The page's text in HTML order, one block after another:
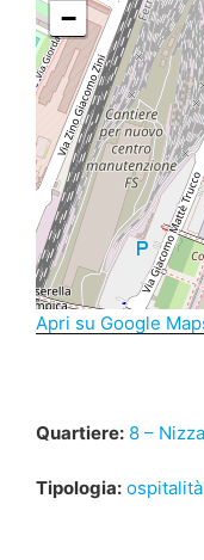
−
Apri su Google
Quartiere: 8 –
Tipologia: ospitalità